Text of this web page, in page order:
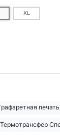
XL
Термотрансфер